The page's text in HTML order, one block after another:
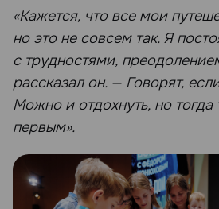
«Кажется, что все мои
но это не совсем так. Я
с трудностями,
рассказал он. — Говорят,
Можно и отдохнуть, но
первым».